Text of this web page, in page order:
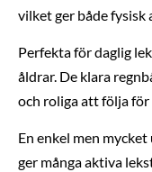
vilket ger både
Perfekta för daglig
åldrar. De klara
och roliga att följa för
En enkel men
ger många aktiva